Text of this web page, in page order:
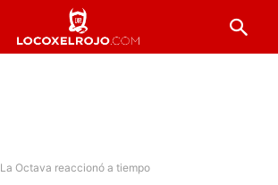
La Octava reaccionó a tiempo